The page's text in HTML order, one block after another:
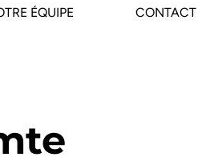
ÉQUIPE CONTACT